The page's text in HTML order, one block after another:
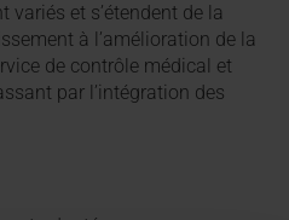
et s’étendent de la
à l’amélioration de la
de contrôle médical et
par l’intégration des